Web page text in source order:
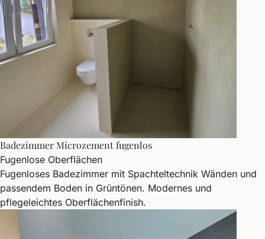
Badezimmer Microzement fugenlos
Fugenlose Oberflächen
Fugenloses Badezimmer mit Spachteltechnik Wänden und
passendem Boden in Grüntönen. Modernes und
pflegeleichtes Oberflächenfinish.